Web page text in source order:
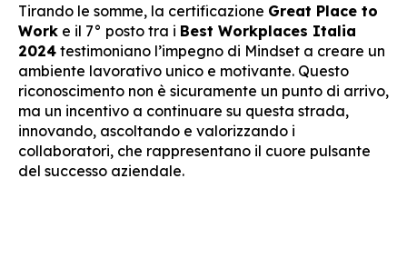
Tirando le somme, la certificazione Great Place to
Work e il 7° posto tra i Best Workplaces Italia
2024 testimoniano l’impegno di Mindset a creare un
ambiente lavorativo unico e motivante. Questo
riconoscimento non è sicuramente un punto di arrivo,
ma un incentivo a continuare su questa strada,
innovando, ascoltando e valorizzando i
collaboratori, che rappresentano il cuore pulsante
del successo aziendale.